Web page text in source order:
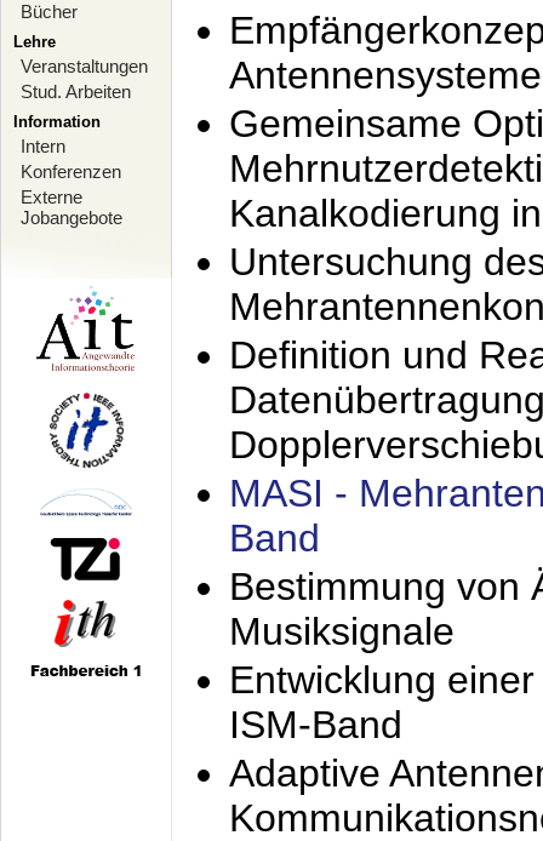
Bücher
Lehre
Veranstaltungen
Stud. Arbeiten
Information
Intern
Konferenzen
Externe
Jobangebote
Antennensysteme
Gemeinsame
Kanalkodierung
Untersuchung
Definition und
MASI -
Band
Bestimmung von
Musiksignale
Entwicklung
ISM-Band
Adaptive